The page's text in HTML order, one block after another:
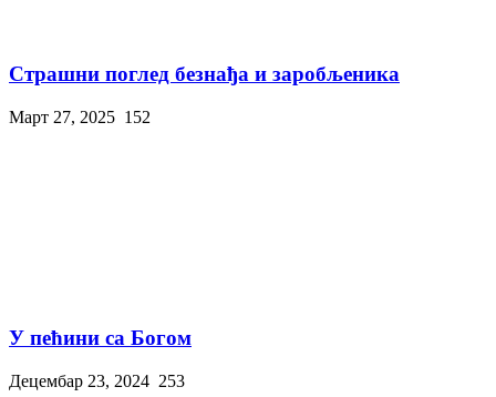
Страшни поглед безнађа и заробљеника
Март 27, 2025 152
У пећини са Богом
Децембар 23, 2024 253